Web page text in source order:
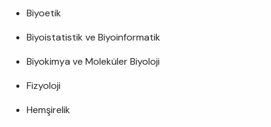
Biyoetik
Biyoistatistik ve Biyoinformatik
Biyokimya ve Moleküler Biyoloji
Fizyoloji
Hemşirelik